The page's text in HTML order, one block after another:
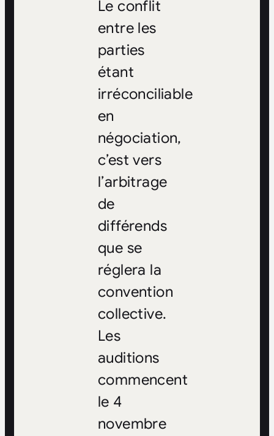
Le conflit
entre les
parties
étant
irréconciliable
en
négociation,
c’est vers
l’arbitrage
de
différends
que se
réglera la
convention
collective.
Les
auditions
commencent
le 4
novembre